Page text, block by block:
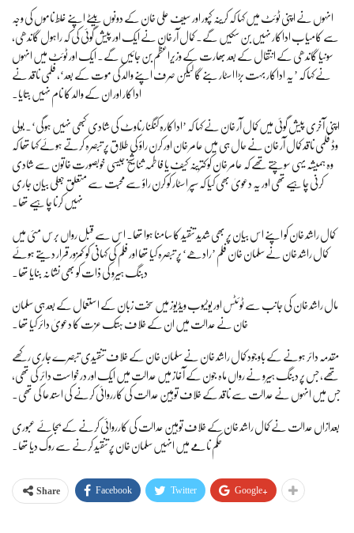
انہوں نے اپنی ٹوئٹ میں کہا کہ کرینہ کپور اور سیف علی خان کے دونوں بیٹے اپنے غلط ناموں کی وجہ
سے کامیاب اداکار نہیں بن سکیں گے۔ کمال آر خان نے ایک اور پیش گوئی کی کہ راہول گاندھی،
سونیا گاندھی کے انتقال کے بعد بھارت کے وزیراعظم بن جائیں گے۔ ایک اور ٹوئٹ میں انہوں
نے کہا کہ ’یہ اداکار بہت بڑا اسٹار بنے گا لیکن صرف اپنے والد کی موت کے بعد‘، فلمی ناقد نے
اداکار اور ان کے والد کا نام نہیں بتایا۔
اپنی آخری پیش گوئی میں کمال آر خان نے کہا کہ ’اداکارہ کنگنا رناوٹ کی شادی کبھی نہیں ہوگی‘۔ بولی
وڈ فلمی ناقد کمال آر خان نے حال ہی میں عامر خان اور کرن راؤ کی طلاق پر تبصرہ کرتے ہوئے کہا تھا کہ
وہ ہمیشہ یہی سوچتے تھے کہ عامر خان کو کترینہ کیف یا فاطمہ ثنا شیخ جیسی خوبصورت خاتون سے شادی
کرنی چاہیے تھی اور یہ دعویٰ بھی کیا کہ سپر اسٹار کو کرن راؤ سے محبت سے متعلق جعلی بیان جاری
نہیں کرنا چاہیے تھا۔
کمال راشد خان کو اپنے اس بیان پر بھی شدید تنقید کا سامنا ہوا تھا۔ اس سے قبل رواں برس مئی میں
کمال راشد خان نے سلمان خان فلم ’رادھے‘ پر تبصرہ کیا تھا اور فلم کی کہانی کو کمزور قرار دیتے ہوئے
دبنگ ہیرو کی ذات کو بھی نشانہ بنایا تھا۔
مال راشد خان کی جانب سے ٹوئٹس اور یوٹیوب ویڈیوز میں سخت زبان کے استعمال کے بعد ہی سلمان
خان نے عدالت میں ان کے خلاف ہتک عزت کا دعویٰ دائر کیا تھا۔
مقدمہ دائر ہونے کے باوجود کمال راشد خان نے سلمان خان کے خلاف تنقیدی تبصرے جاری رکھے
تھے، جس پر دبنگ ہیرو نے رواں ماہ جون کے آغاز میں عدالت میں ایک اور درخواست دائر کی تھی،
جس میں انہوں نے عدالت سے ناقد کے خلاف توہین عدالت کی کارروائی کرنے کی استدعا کی تھی۔
بعدازاں عدالت نے کمال راشد خان کے خلاف توہین عدالت کی کارروائی کرنے کے بجائے عبوری
حکم نامے میں انہیں سلمان خان پر تنقید کرنے سے روک دیا تھا۔
Share Facebook Twitter Google+